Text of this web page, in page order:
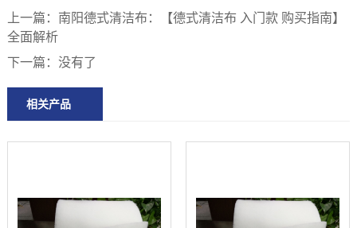
上一篇： 南阳德式清洁布：【德式清洁布 入门款 购买指南】
全面解析
下一篇： 没有了
相关产品